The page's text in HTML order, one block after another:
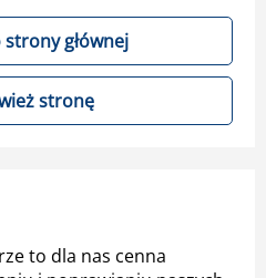
głównej
stronę
to dla nas cenna